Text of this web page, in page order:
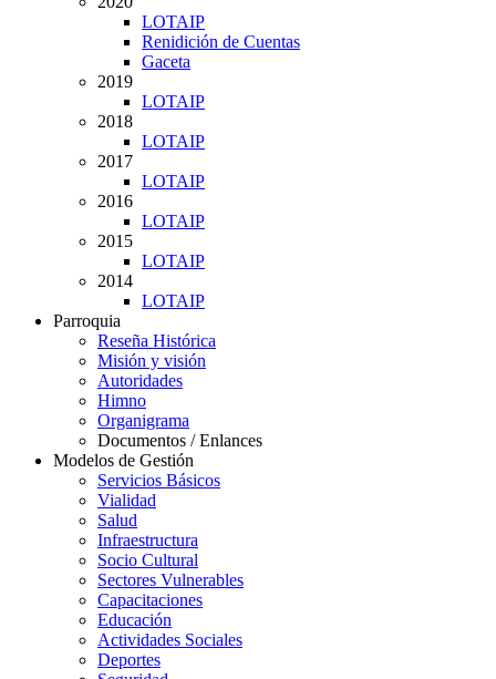
LOTAIP
Renidición de Cuentas
Gaceta
2019
LOTAIP
2018
LOTAIP
2017
LOTAIP
2016
LOTAIP
2015
LOTAIP
2014
LOTAIP
Parroquia
Reseña Histórica
Misión y visión
Autoridades
Himno
Organigrama
Documentos / Enlances
Modelos de Gestión
Servicios Básicos
Vialidad
Salud
Infraestructura
Socio Cultural
Sectores Vulnerables
Capacitaciones
Educación
Actividades Sociales
Deportes